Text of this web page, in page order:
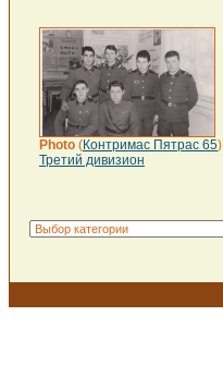
Photo (Контримас Пятрас 65)
Третий дивизион